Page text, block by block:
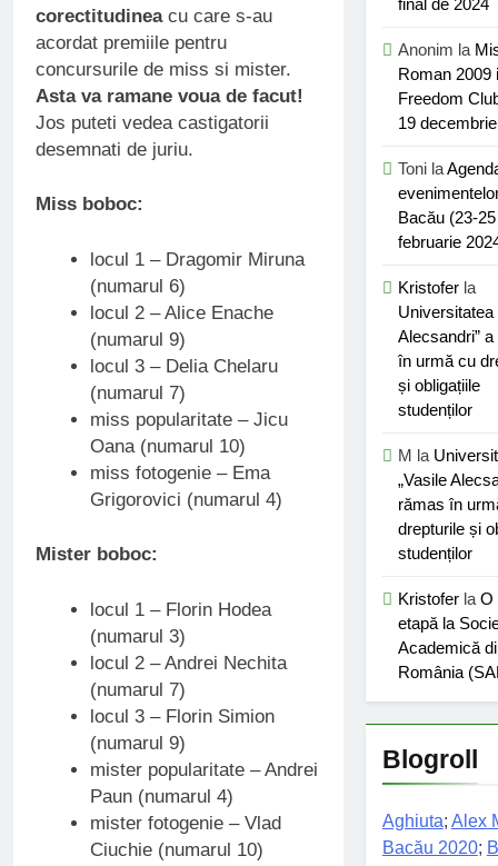
corectitudineacu care s-au
acordat premiile pentru
concursurile de miss si mister.
Asta va ramane voua de facut!
Jos puteti vedea castigatorii
desemnati de juriu.
Miss boboc:
locul 1 – Dragomir Miruna
(numarul 6)
locul 2 – Alice Enache
(numarul 9)
locul 3 – Delia Chelaru
(numarul 7)
miss popularitate – Jicu
Oana (numarul 10)
miss fotogenie – Ema
Grigorovici (numarul 4)
Mister boboc:
locul 1 – Florin Hodea
(numarul 3)
locul 2 – Andrei Nechita
(numarul 7)
locul 3 – Florin Simion
(numarul 9)
mister popularitate – Andrei
Paun (numarul 4)
mister fotogenie – Vlad
Ciuchie (numarul 10)
Anonim la
Roman 2009
Freedom
19
Tonila
Bacău (23-25
februarie
Kristoferla
Universitatea
Alecsandri”
în urmă cu
și obligațiile
studenților
M la
„Vasile
rămas în
drepturile și
studenților
Kristoferla O
etapă la
Academică
România
Blogroll
Aghiuta; Alex
Bacău 2020;